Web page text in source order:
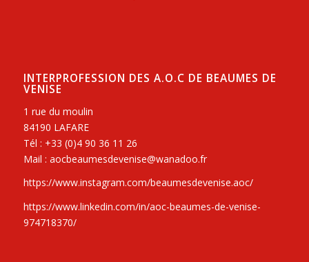
INTERPROFESSION DES A.O.C DE BEAUMES DE
VENISE
1 rue du moulin
84190 LAFARE
Tél : +33 (0)4 90 36 11 26
Mail : aocbeaumesdevenise@wanadoo.fr
https://www.instagram.com/beaumesdevenise.aoc/
https://www.linkedin.com/in/aoc-beaumes-de-venise-
974718370/